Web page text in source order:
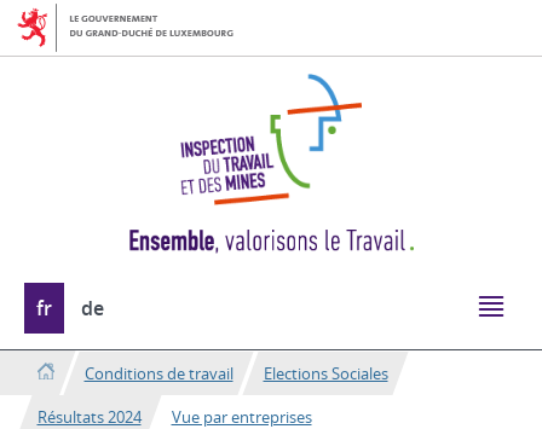
Aller
Aller
au
Changer
de
langue
fr de
Conditions de travail
Elections Sociales
Résultats 2024
Vue par entreprises